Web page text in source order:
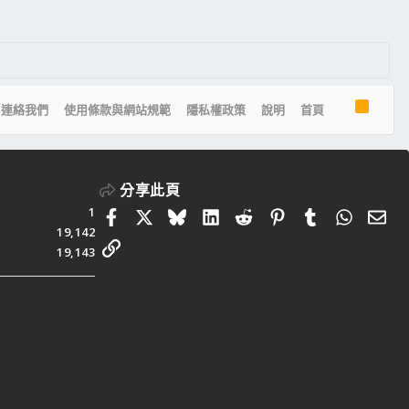
連絡我們 使用條款與網站規範 隱私權政策 說明 首頁
1
19,142
19,143
分享此頁
FacebookBlueskyLinkedIn
RedditPinterestTumblr 電
連結